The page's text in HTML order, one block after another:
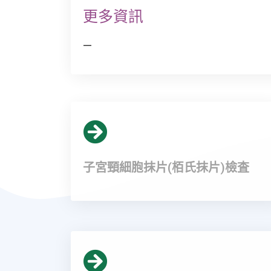
更多資訊
—
子宮頸細胞抹片(栢氏抹片)檢査